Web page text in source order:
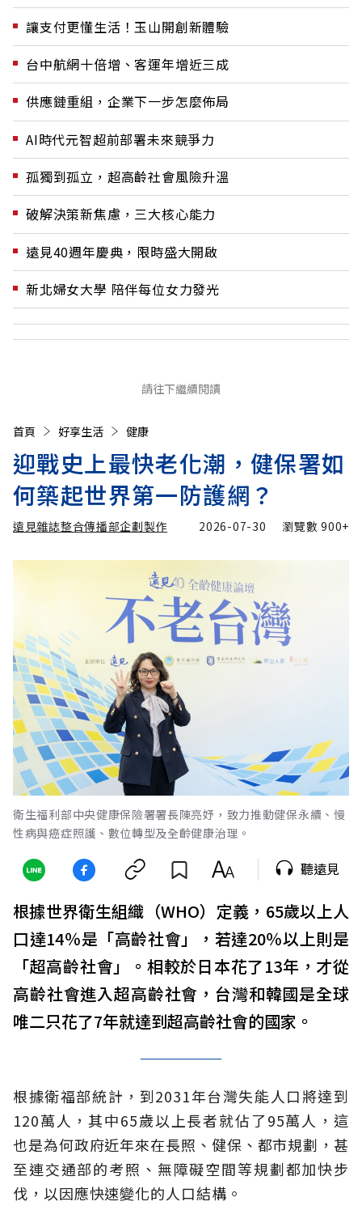
讓支付更懂生活！玉山開創新體驗
台中航網十倍增、客運年增近三成
供應鏈重組，企業下一步怎麼佈局
AI時代元智超前部署未來競爭力
孤獨到孤立，超高齡社會風險升溫
破解決策新焦慮，三大核心能力
遠見40週年慶典，限時盛大開啟
新北婦女大學 陪伴每位女力發光
請往下繼續閱讀
首頁 好享生活 健康
迎戰史上最快老化潮，健保署如
何築起世界第一防護網？
遠見雜誌整合傳播部企劃製作 2026-07-30 瀏覽數900+
衛生福利部中央健康保險署署長陳亮妤，致力推動健保永續、慢
性病與癌症照護、數位轉型及全齡健康治理。
聽遠見
根據世界衛生組織（WHO）定義，65歲以上人
口達14％是「高齡社會」，若達20％以上則是
「超高齡社會」。相較於日本花了13年，才從
高齡社會進入超高齡社會，台灣和韓國是全球
唯二只花了7年就達到超高齡社會的國家。
根據衛福部統計，到2031年台灣失能人口將達到
120萬人，其中65歲以上長者就佔了95萬人，這
也是為何政府近年來在長照、健保、都市規劃，甚
至連交通部的考照、無障礙空間等規劃都加快步
伐，以因應快速變化的人口結構。